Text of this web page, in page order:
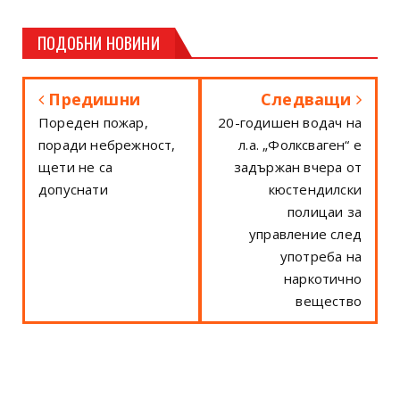
ПОДОБНИ НОВИНИ
Предишни
Пореден пожар,
поради небрежност,
щети не са
допуснати
Следващи
20-годишен водач на
л.а. „Фолксваген“ е
задържан вчера от
кюстендилски
полицаи за
управление след
употреба на
наркотично
вещество